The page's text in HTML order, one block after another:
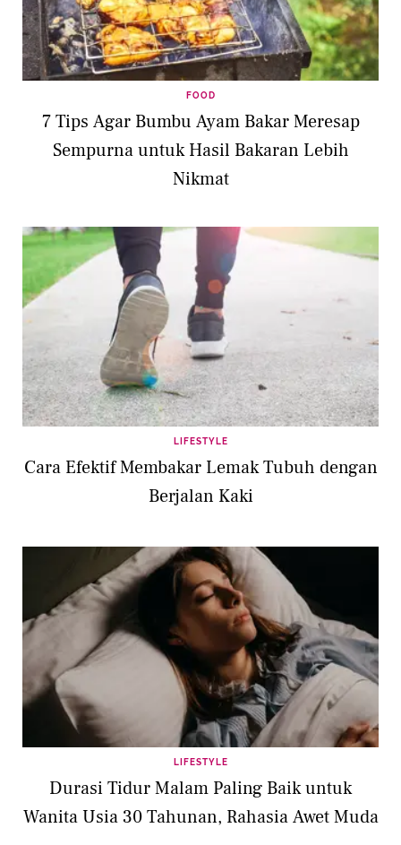
FOOD
7 Tips Agar Bumbu Ayam Bakar Meresap
Sempurna untuk Hasil Bakaran Lebih
Nikmat
LIFESTYLE
Cara Efektif Membakar Lemak Tubuh dengan
Berjalan Kaki
LIFESTYLE
Durasi Tidur Malam Paling Baik untuk
Wanita Usia 30 Tahunan, Rahasia Awet Muda